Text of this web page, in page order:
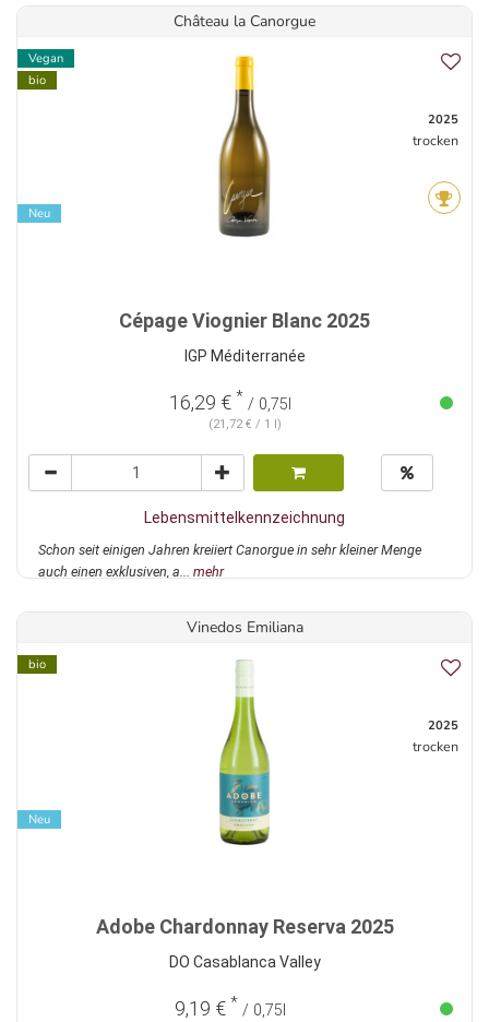
Château la Canorgue
Vegan
bio
Neu
2025
trocken
Cépage Viognier Blanc 2025
IGP Méditerranée
16,29 € * / 0,75l
(21,72 € / 1 l)
Lebensmittelkennzeichnung
Schon seit einigen Jahren kreiiert Canorgue in sehr kleiner Menge
auch einen exklusiven, a... mehr
Vinedos Emiliana
bio
Neu
2025
trocken
Adobe Chardonnay Reserva 2025
DO Casablanca Valley
9,19 € * / 0,75l